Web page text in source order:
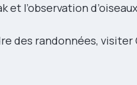
et l’observation
des randonnées,